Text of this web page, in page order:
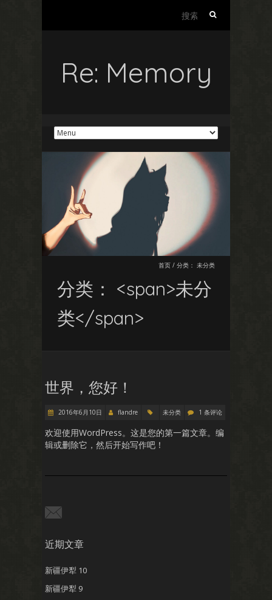
Re: Memory
首页 / 分类： 未分类
分类： <span>未分
类</span>
世界，您好！
2016年6月10日 flandre 未分类 1 条评论
欢迎使用WordPress。这是您的第一篇文章。编
辑或删除它，然后开始写作吧！
近期文章
新疆伊犁 10
新疆伊犁 9